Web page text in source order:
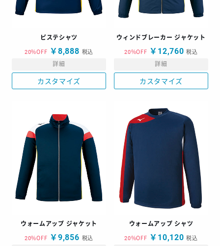
ピステシャツ
20%OFF ￥8,888 税込
詳細
カスタマイズ
ウィンドブレーカー ジャケット
20%OFF ￥12,760 税込
詳細
カスタマイズ
ウォームアップ ジャケット
20%OFF ￥9,856 税込
ウォームアップ シャツ
20%OFF ￥10,120 税込